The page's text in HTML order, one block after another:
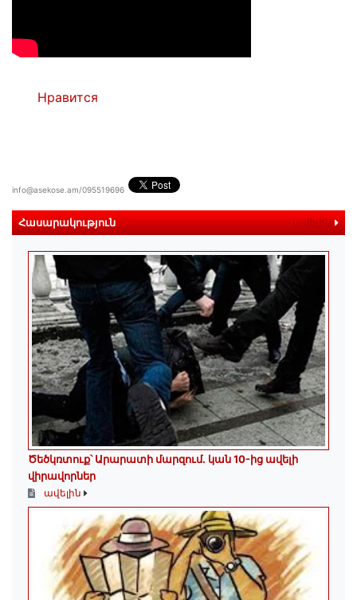
Нравится
info@asekose.am/095519696
Հասարակություն ավելին
Ծեծկռտուք՝ Արարատի մարզում. կան 10-ից ավելի
վիրավորներ
ավելին